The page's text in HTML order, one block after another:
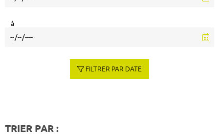
à
FILTRER PAR DATE
TRIER PAR :